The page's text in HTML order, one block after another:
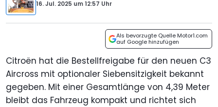
16. Jul. 2025 um12:57 Uhr
Als bevorzugte Quelle Motor1.com
auf Google hinzufügen
Citroën hat die Bestellfreigabe für den neuen C3
Aircross mit optionaler Siebensitzigkeit bekannt
gegeben. Mit einer Gesamtlänge von 4,39 Meter
bleibt das Fahrzeug kompakt und richtet sich